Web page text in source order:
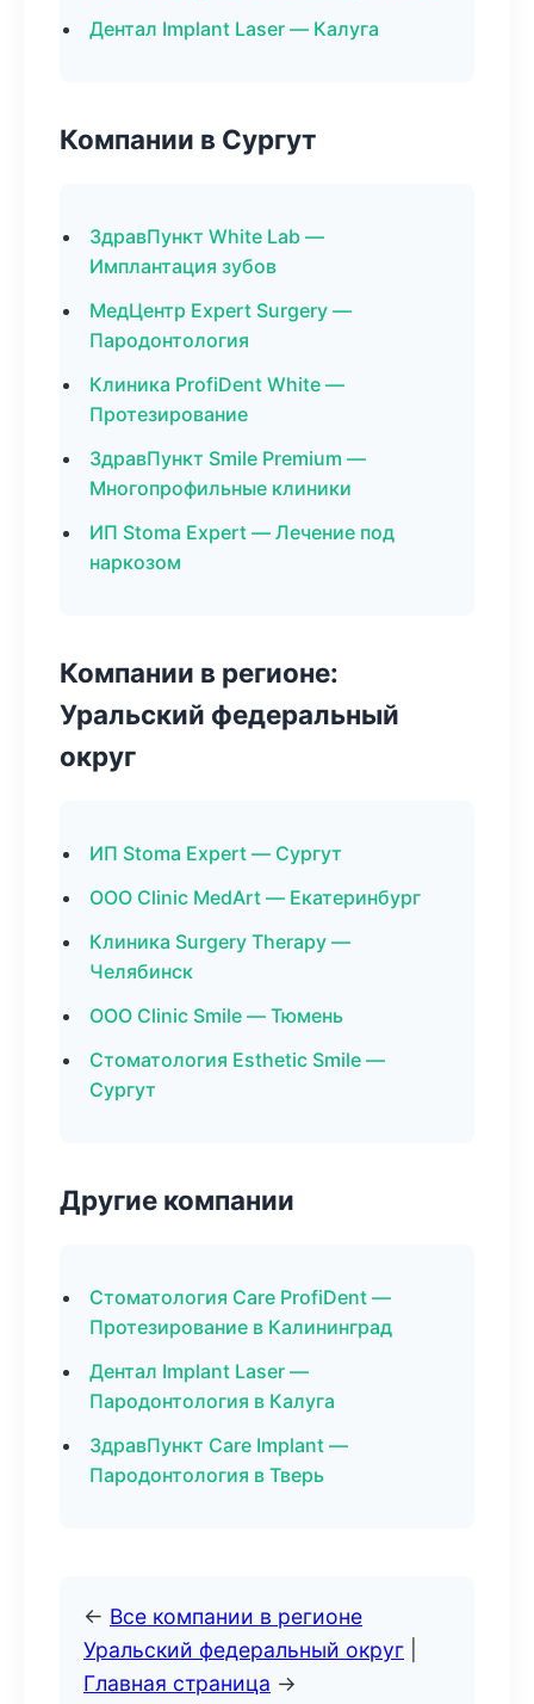
Дентал Implant Laser — Калуга
Компании в Сургут
ЗдравПункт White Lab —
Имплантация зубов
МедЦентр Expert Surgery —
Пародонтология
Клиника ProfiDent White —
Протезирование
ЗдравПункт Smile Premium —
Многопрофильные клиники
ИП Stoma Expert — Лечение под
наркозом
Компании в регионе:
Уральский федеральный
округ
ИП Stoma Expert — Сургут
ООО Clinic MedArt — Екатеринбург
Клиника Surgery Therapy —
Челябинск
ООО Clinic Smile — Тюмень
Стоматология Esthetic Smile —
Сургут
Другие компании
Стоматология Care ProfiDent —
Протезирование в Калининград
Дентал Implant Laser —
Пародонтология в Калуга
ЗдравПункт Care Implant —
Пародонтология в Тверь
← Все компании в регионе
Уральский федеральный округ
Главная страница →